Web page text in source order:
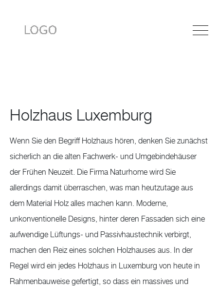
Holzhaus Luxemburg
Wenn Sie den Begriff Holzhaus hören, denken Sie zunächst
sicherlich an die alten Fachwerk- und Umgebindehäuser
der Frühen Neuzeit. Die Firma Naturhome wird Sie
allerdings damit überraschen, was man heutzutage aus
dem Material Holz alles machen kann. Moderne,
unkonventionelle Designs, hinter deren Fassaden sich eine
aufwendige Lüftungs- und Passivhaustechnik verbirgt,
machen den Reiz eines solchen Holzhauses aus. In der
Regel wird ein jedes Holzhaus in Luxemburg von heute in
Rahmenbauweise gefertigt, so dass ein massives und